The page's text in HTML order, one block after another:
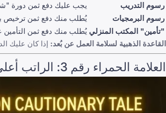
رسوم التدريب
يجب عليك دفع ثمن دورة
رسوم البرمجيات
يُطلب منك دفع ثمن ترخيص
"تأمين" المكتب المنزلي يُطلب منك دفع ثمن التأمين
القاعدة الذهبية لسلامة العمل عن بُعد: إذا كان عليك
العلامة الحمراء رقم 3: الراتب أعلى بكثير من متوسط السوق للمهارات المطلوبة